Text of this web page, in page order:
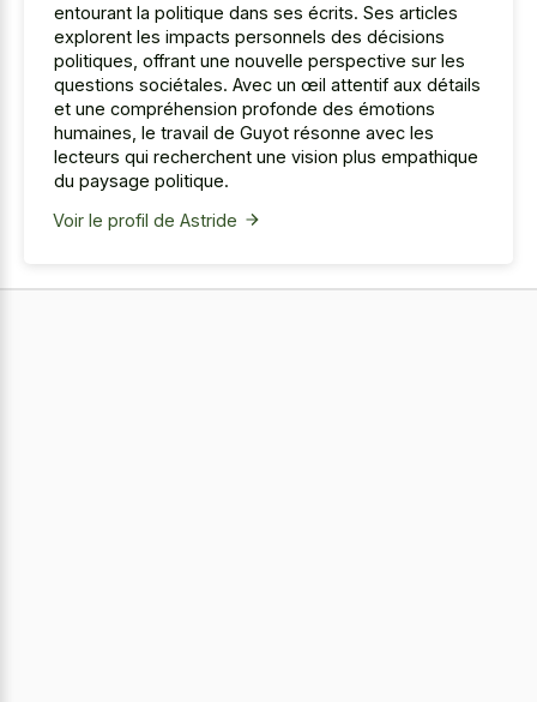
entourant la politique dans ses écrits. Ses articles
explorent les impacts personnels des décisions
politiques, offrant une nouvelle perspective sur les
questions sociétales. Avec un œil attentif aux détails
et une compréhension profonde des émotions
humaines, le travail de Guyot résonne avec les
lecteurs qui recherchent une vision plus empathique
du paysage politique.
Voir le profil de Astride